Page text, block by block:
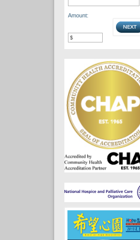
Amount: